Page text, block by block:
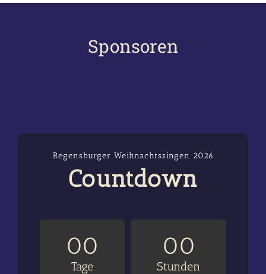
Sponsoren
Regensburger Weihnachtssingen 2026
Countdown
00
Tage
00
Stunden